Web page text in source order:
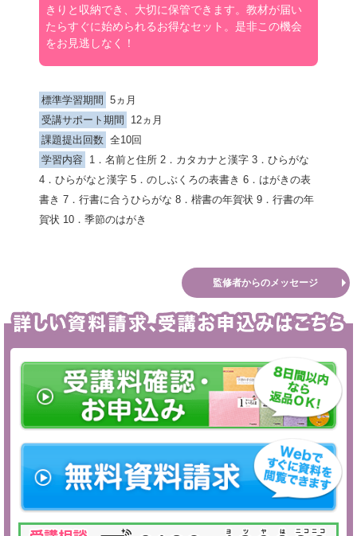
きりと収納でき、大切に保管できます。教材が届い
たらすぐに始められるお得なセット。是非この機会
をお見逃しなく！
標準学習期間
5ヵ月
受講サポート期間
12ヵ月
課題提出回数 全10回
学習内容
1．名前と住所 2．カタカナと漢字 3．ひらがな
4．ひらがなと漢字 5．のしぶくろの表書き 6．はがきの表
書き 7．行書に合うひらがな 8．楷書の年賀状 9．行書の年
賀状 10．季節のはがき
監修者からのメッセージ